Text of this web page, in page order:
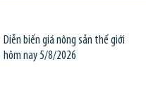
Diễn biến giá nông sản thế giới
hôm nay 5/8/2026